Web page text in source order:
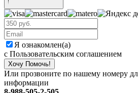
Я ознакомлен(а)
с Пользовательским соглашением
Хочу Помочь!
Или прозвоните по нашему номеру
информации